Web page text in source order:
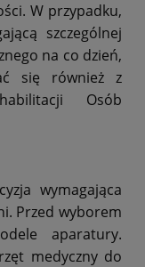
W przypadku,
szczególnej
na co dzień,
się również z
Osób
wymagająca
Przed wyborem
aparatury.
medyczny do